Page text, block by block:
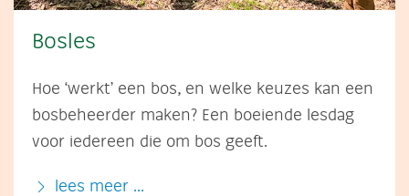
Bosles
Hoe ‘werkt’ een bos, en welke keuzes kan een
bosbeheerder maken? Een boeiende lesdag
voor iedereen die om bos geeft.
lees meer ...